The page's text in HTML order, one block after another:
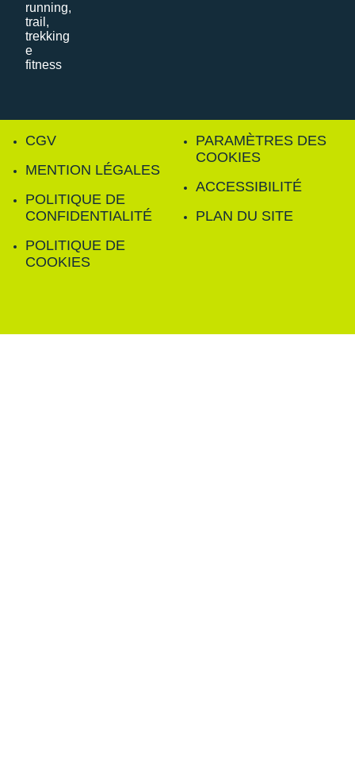
CGV
MENTION LÉGALES
POLITIQUE DE
CONFIDENTIALITÉ
POLITIQUE DE
COOKIES
PARAMÈTRES DES
COOKIES
ACCESSIBILITÉ
PLAN DU SITE